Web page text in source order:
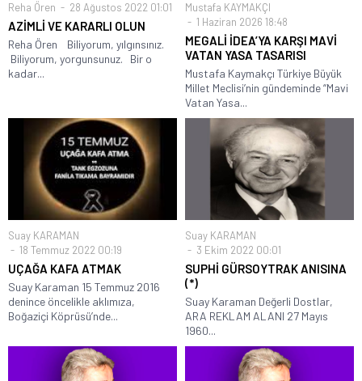
Reha Ören 28 Ağustos 2022 01:01
AZİMLİ VE KARARLI OLUN
Reha Ören Biliyorum, yılgınsınız.
Biliyorum, yorgunsunuz. Bir o
kadar...
Mustafa KAYMAKÇI
1 Haziran 2026 18:48
MEGALİ İDEA’YA KARŞI MAVİ
VATAN YASA TASARISI
Mustafa Kaymakçı Türkiye Büyük
Millet Meclisi’nin gündeminde “Mavi
Vatan Yasa...
Suay KARAMAN
18 Temmuz 2022 00:19
UÇAĞA KAFA ATMAK
Suay Karaman 15 Temmuz 2016
denince öncelikle aklımıza,
Boğaziçi Köprüsü’nde...
Suay KARAMAN
3 Ekim 2022 00:01
SUPHİ GÜRSOYTRAK ANISINA
(*)
Suay Karaman Değerli Dostlar,
ARA REKLAM ALANI 27 Mayıs
1960...